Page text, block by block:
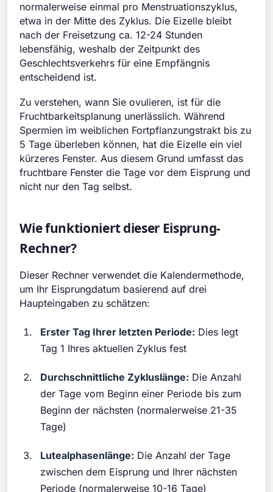
normalerweise einmal pro Menstruationszyklus,
etwa in der Mitte des Zyklus. Die Eizelle bleibt
nach der Freisetzung ca. 12-24 Stunden
lebensfähig, weshalb der Zeitpunkt des
Geschlechtsverkehrs für eine Empfängnis
entscheidend ist.
Zu verstehen, wann Sie ovulieren, ist für die
Fruchtbarkeitsplanung unerlässlich. Während
Spermien im weiblichen Fortpflanzungstrakt bis zu
5 Tage überleben können, hat die Eizelle ein viel
kürzeres Fenster. Aus diesem Grund umfasst das
fruchtbare Fenster die Tage vor dem Eisprung und
nicht nur den Tag selbst.
Wie funktioniert dieser Eisprung-
Rechner?
Dieser Rechner verwendet die Kalendermethode,
um Ihr Eisprungdatum basierend auf drei
Haupteingaben zu schätzen:
Erster Tag Ihrer letzten Periode: Dies legt
Tag 1 Ihres aktuellen Zyklus fest
Durchschnittliche Zykluslänge: Die Anzahl
der Tage vom Beginn einer Periode bis zum
Beginn der nächsten (normalerweise 21-35
Tage)
Lutealphasenlänge: Die Anzahl der Tage
zwischen dem Eisprung und Ihrer nächsten
Periode (normalerweise 10-16 Tage)